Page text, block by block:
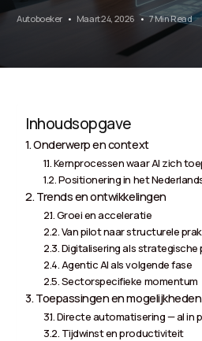
Autoboeker Maart 24, 2026 7 Min Read
Inhoudsopgave
Onderwerp en context
Kernprocessen waar AI zich
Positionering in het
Trends en ontwikkelingen
Groei en acceleratie
Van pilot naar structurele
Digitalisering als
Agentic AI als volgende fase
Sectorspecifieke momentum
Toepassingen en mogelijkheden
Directe automatisering — al in
Tijdwinst en productiviteit